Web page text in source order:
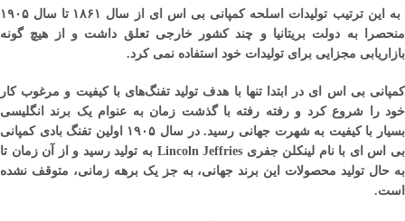
به این ترتیب تولیدات اسلحه کمپانی بی اس ای از سال ۱۸۶۱ تا سال ۱۹۰۵
منحصرا به دولت بریتانیا و چند کشور خارجی تعلق داشت و از هیچ گونه
بازاریابی مجزایی برای تولیدات خود استفاده نمی کرد.
کمپانی بی اس ای در ابتدا تنها با هدف تولید تفنگ‌های با کیفیت و مرغوب کار
خود را شروع کرد و رفته رفته با گذشت زمان به عنوام یک برند انگلیسی
بسیار با کیفیت به شهرت جهانی رسید. در سال ۱۹۰۵ اولین تفنگ بادی کمپانی
بی اس ای با نام لینکلن جفری Lincoln Jeffries به تولید رسید و از آن زمان تا
به حال تولید محصولات این برند جهانی، به جز یک برهه زمانی، متوقف نشده
است.